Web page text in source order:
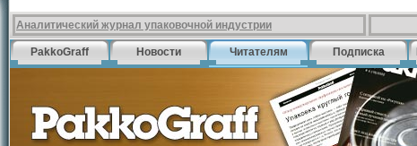
Аналитический журнал упаковочной индустрии
PakkoGraff Новости Читателям Подписка